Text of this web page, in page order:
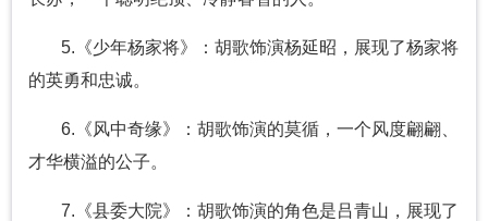
5.《少年杨家将》：胡歌饰演杨延昭，展现了杨家将
的英勇和忠诚。
6.《风中奇缘》：胡歌饰演的莫循，一个风度翩翩、
才华横溢的公子。
7.《县委大院》：胡歌饰演的角色是吕青山，展现了